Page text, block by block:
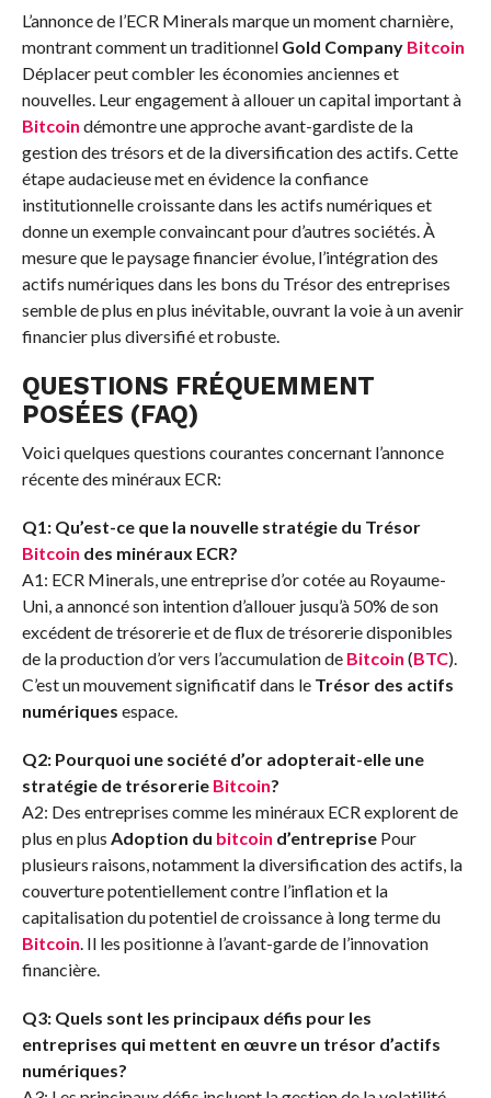
L’annonce de l’ECR Minerals marque un moment charnière,
montrant comment un traditionnel Gold Company Bitcoin
Déplacer peut combler les économies anciennes et
nouvelles. Leur engagement à allouer un capital important à
Bitcoin démontre une approche avant-gardiste de la
gestion des trésors et de la diversification des actifs. Cette
étape audacieuse met en évidence la confiance
institutionnelle croissante dans les actifs numériques et
donne un exemple convaincant pour d’autres sociétés. À
mesure que le paysage financier évolue, l’intégration des
actifs numériques dans les bons du Trésor des entreprises
semble de plus en plus inévitable, ouvrant la voie à un avenir
financier plus diversifié et robuste.
QUESTIONS FRÉQUEMMENT
POSÉES (FAQ)
Voici quelques questions courantes concernant l’annonce
récente des minéraux ECR:
Q1: Qu’est-ce que la nouvelle stratégie du Trésor
Bitcoin des minéraux ECR?
A1: ECR Minerals, une entreprise d’or cotée au Royaume-
Uni, a annoncé son intention d’allouer jusqu’à 50% de son
excédent de trésorerie et de flux de trésorerie disponibles
de la production d’or vers l’accumulation de Bitcoin (BTC).
C’est un mouvement significatif dans le Trésor des actifs
numériques espace.
Q2: Pourquoi une société d’or adopterait-elle une
stratégie de trésorerie Bitcoin?
A2: Des entreprises comme les minéraux ECR explorent de
plus en plus Adoption du bitcoin d’entreprisePour
plusieurs raisons, notamment la diversification des actifs, la
couverture potentiellement contre l’inflation et la
capitalisation du potentiel de croissance à long terme du
Bitcoin . Il les positionne à l’avant-garde de l’innovation
financière.
Q3: Quels sont les principaux défis pour les
entreprises qui mettent en œuvre un trésor d’actifs
numériques?